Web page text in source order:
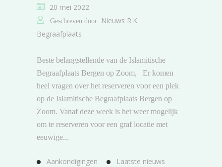
20 mei 2022
Geschreven door: Nieuws R.K.
Begraafplaats
Beste belangstellende van de Islamitische
Begraafplaats Bergen op Zoom, Er komen
heel vragen over het reserveren voor een plek
op de Islamitische Begraafplaats Bergen op
Zoom. Vanaf deze week is het weer mogelijk
om te reserveren voor een graf locatie met
eeuwige...
Aankondigingen Laatste nieuws